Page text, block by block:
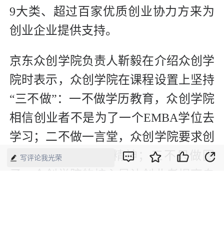
9大类、超过百家优质创业协力方来为
创业企业提供支持。
京东众创学院负责人靳毅在介绍众创学
院时表示，众创学院在课程设置上坚持
“三不做”：一不做学历教育，众创学院
相信创业者不是为了一个EMBA学位去
学习；二不做一言堂，众创学院要求创
业者一定要有怀疑精神；三不只做圈
子，众创学院的核心是让创业者提高自
写评论我光荣